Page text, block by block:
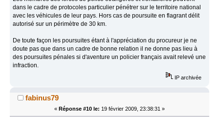
dans le cadre de protocoles particulier pénétrer sur le territoire national
avec les véhicules de leur pays. Hors cas de poursuite en flagrant délit
autorisé sur un périmètre de 30 km.
De toute façon les poursuites étant à l'appréciation du procureur je ne
doute pas que dans un cadre de bonne relation il ne donne pas lieu à
des poursuites pénales si d'aventure un policier français avait relevé une
infraction.
IP archivée
fabinus79
« Réponse #10 le: 19 février 2009, 23:38:31 »